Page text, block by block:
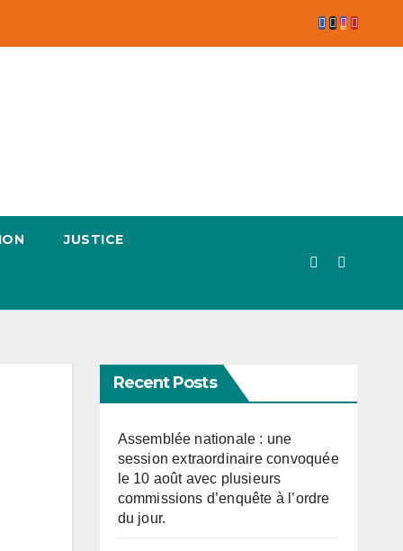
JUSTICE
Recent Posts
Assemblée nationale : une
session extraordinaire convoquée
le 10 août avec plusieurs
commissions d’enquête à l’ordre
du jour.